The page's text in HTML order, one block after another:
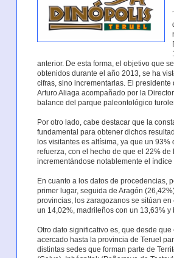
anterior. De esta forma, el objetivo que
obtenidos durante el año 2013, se ha
cifras, sino incrementarlas. El
Arturo Aliaga acompañado por la
balance del parque paleontológico
Por otro lado, cabe destacar que la
fundamental para obtener dichos
los visitantes es altísima, ya que un
refuerza, con el hecho de que el 22%
incrementándose notablemente el
En cuanto a los datos de procedencias,
primer lugar, seguida de Aragón
provincias, los zaragozanos se sitúan
un 14,02%, madrileños con un 13,63%
Otro dato significativo es, que desde
acercado hasta la provincia de Teruel
distintas sedes que forman parte de